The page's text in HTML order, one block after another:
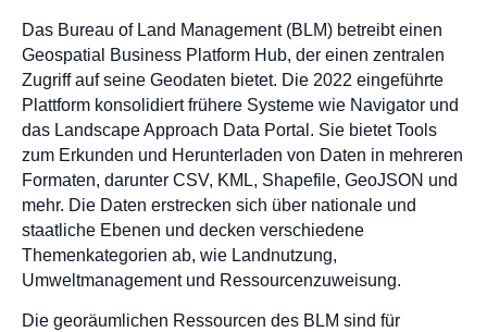
Das Bureau of Land Management (BLM) betreibt einen
Geospatial Business Platform Hub, der einen zentralen
Zugriff auf seine Geodaten bietet. Die 2022 eingeführte
Plattform konsolidiert frühere Systeme wie Navigator und
das Landscape Approach Data Portal. Sie bietet Tools
zum Erkunden und Herunterladen von Daten in mehreren
Formaten, darunter CSV, KML, Shapefile, GeoJSON und
mehr. Die Daten erstrecken sich über nationale und
staatliche Ebenen und decken verschiedene
Themenkategorien ab, wie Landnutzung,
Umweltmanagement und Ressourcenzuweisung.
Die georäumlichen Ressourcen des BLM sind für